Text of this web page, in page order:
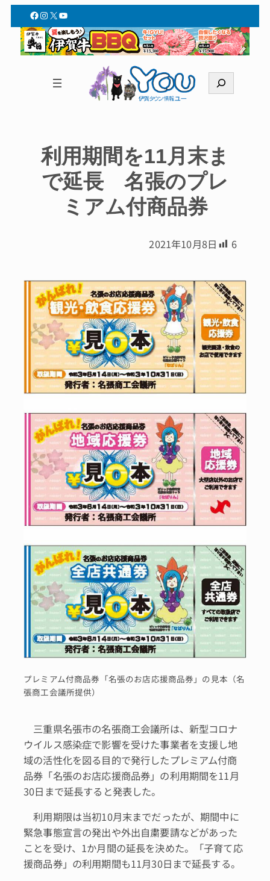
Facebook
Instagram
X YouTube
索
利用期間を11月末ま
で延長 名張のプレ
ミアム付商品券
2021年10月8日 6
プレミアム付商品券「名張のお店応援商品券」の見本（名
張商工会議所提供）
三重県名張市の名張商工会議所は、新型コロナ
ウイルス感染症で影響を受けた事業者を支援し地
域の活性化を図る目的で発行したプレミアム付商
品券「名張のお店応援商品券」の利用期間を11月
30日まで延長すると発表した。
利用期限は当初10月末までだったが、期間中に
緊急事態宣言の発出や外出自粛要請などがあった
ことを受け、1か月間の延長を決めた。「子育て応
援商品券」の利用期間も11月30日まで延長する。